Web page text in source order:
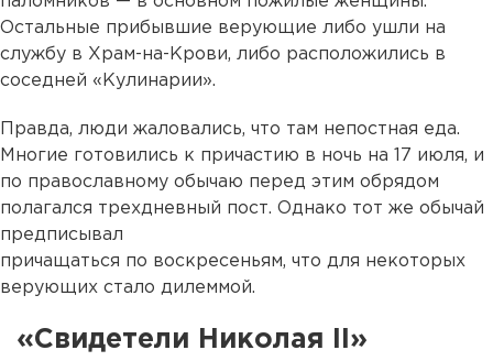
Остальные прибывшие верующие либо ушли на
службу в Храм-на-Крови, либо расположились в
соседней «Кулинарии».
Правда, люди жаловались, что там непостная еда.
Многие готовились к причастию в ночь на 17 июля, и
по православному обычаю перед этим обрядом
полагался трехдневный пост. Однако тот же обычай
предписывал
причащаться по воскресеньям, что для некоторых
верующих стало дилеммой.
«Свидетели Николая II»